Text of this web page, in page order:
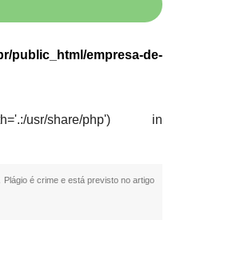
public_html/empresa-de-
usr/share/php') in
é crime e está previsto no artigo